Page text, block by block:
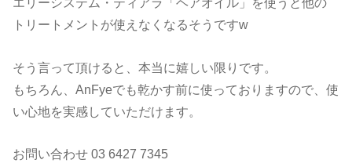
トリートメントが使えなくなるそうですw
そう言って頂けると、本当に嬉しい限りです。
もちろん、AnFyeでも乾かす前に使っておりますので、使
い心地を実感していただけます。
お問い合わせ 03 6427 7345